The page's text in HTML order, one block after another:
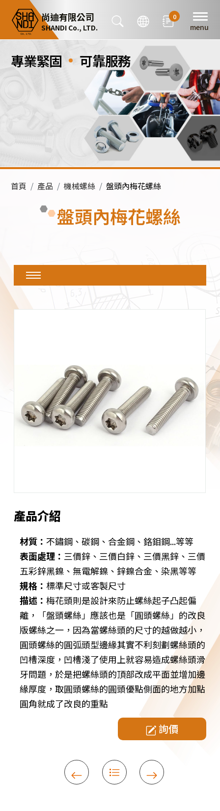
尚迪有限公司
SHANDI Co., LTD.
0
menu
專業緊固 ‧ 可靠服務
首頁 產品 機械螺絲 盤頭內梅花螺絲
盤頭內梅花螺絲
產品介紹
材質：不鏽鋼、碳鋼、合金鋼、鉻鉬鋼...等等
表面處理： 三價鋅、三價白鋅、三價黑鋅、三價
五彩鋅黑鎳、無電解鎳、鋅鎳合金、染黑等等
規格： 標準尺寸或客製尺寸
描述：梅花頭則是設計來防止螺絲起子凸起偏
離，「盤頭螺絲」應該也是「圓頭螺絲」的改良
版螺絲之一，因為當螺絲頭的尺寸的越做越小，
圓頭螺絲的圓弧頭型邊緣其實不利刻劃螺絲頭的
凹槽深度，凹槽淺了使用上就容易造成螺絲頭滑
牙問題，於是把螺絲頭的頂部改成平面並增加邊
緣厚度，取圓頭螺絲的圓頭優點側面的地方加點
圓角就成了改良的重點
詢價
Cookie管理面板